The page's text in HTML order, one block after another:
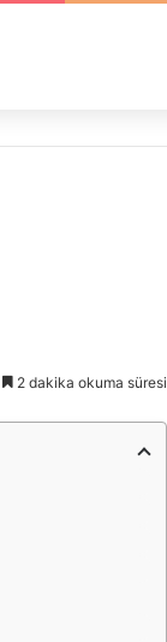
2 dakika okuma süresi